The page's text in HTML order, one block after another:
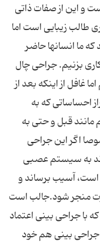
و این از صفات ذاتی
طالب زیبایی است اما
ما انسانها حاضر
بزنیم. جراحی چال
غافل از اینکه بعد از
احساساتی که به
مانند قبل و حتی به
اگر این جراحی
به سیستم عصبی
آسیب برساند و
منجر شود.جالب است
با جراحی بینی اعتماد
بینی هم خود